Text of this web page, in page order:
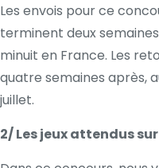
Les envois pour ce
terminent deux
minuit en France. Les
quatre semaines après,
juillet.
2/ Les jeux attendus